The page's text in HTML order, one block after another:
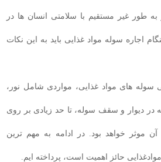
طور غیر مستقیم با سلامتی انسان ها در
اجاره سوله مواد غذایی باید به این نکات
سوله های مواد غذایی، مواردی شامل نور،
در دیوار و سقف سوله، تا حد زیادی بر روی
آن موثر خواهد بود. در ادامه به مهم ترین
حائز اهمیت است، پرداخته ایم.